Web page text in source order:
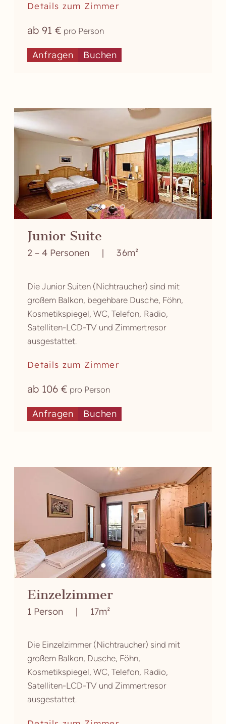
Details zum Zimmer
ab 91 € pro Person
Anfragen Buchen
Junior Suite
2 – 4 Personen | 36m²
Die Junior Suiten (Nichtraucher) sind mit
großem Balkon, begehbare Dusche, Föhn,
Kosmetikspiegel, WC, Telefon, Radio,
Satelliten-LCD-TV und Zimmertresor
ausgestattet.
Details zum Zimmer
ab 106 € pro Person
Anfragen Buchen
Einzelzimmer
1 Person | 17m²
Die Einzelzimmer (Nichtraucher) sind mit
großem Balkon, Dusche, Föhn,
Kosmetikspiegel, WC, Telefon, Radio,
Satelliten-LCD-TV und Zimmertresor
ausgestattet.